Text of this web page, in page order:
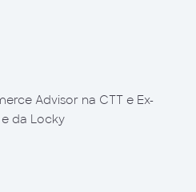
Advisor na CTT e Ex-
da Locky